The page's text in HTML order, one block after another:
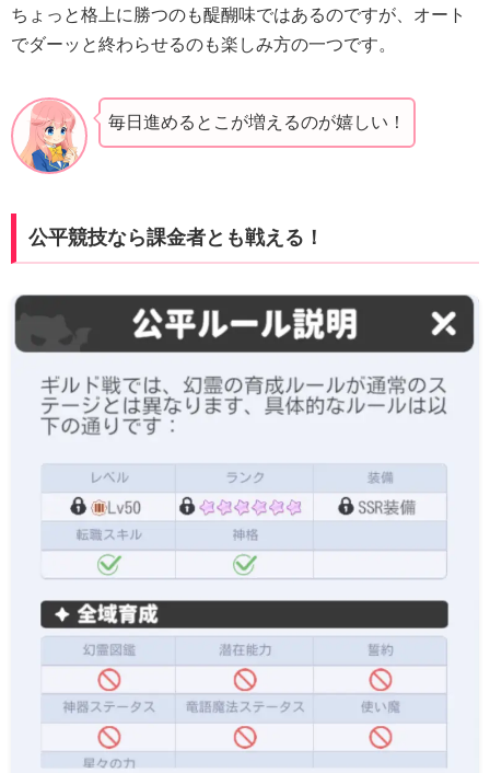
ちょっと格上に勝つのも醍醐味ではあるのですが、オート
でダーッと終わらせるのも楽しみ方の一つです。
毎日進めるとこが増えるのが嬉しい！
公平競技なら課金者とも戦える！